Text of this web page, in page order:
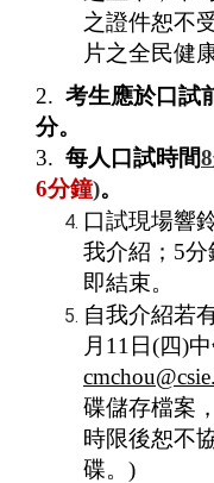
之證件恕不
片之全民健
2. 考生應於口試
分。
3. 每人口試時間8
6分鐘)。
口試現場響
我介紹；5
即結束。
自我介紹若
月11日(四)
碟儲存檔案
時限後恕不
碟。)